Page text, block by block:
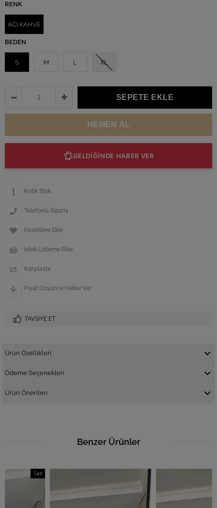
RENK
ACI KAHVE
BEDEN
S M L XL
GELDİĞİNDE HABER VER
Kritik Stok
Telefonla Sipariş
Favorilere Ekle
İstek Listeme Ekle
Karşılaştır
Fiyat Düşünce Haber Ver
TAVSIYE ET
Ürün Özellikleri
Ödeme Seçenekleri
Ürün Önerileri
Benzer Ürünler